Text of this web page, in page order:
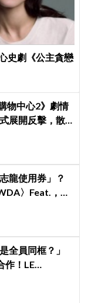
史劇《公主貪戀
物中心2》劇情
展開反擊，散
龍使用券」？
〉Feat.，夢
全員同框？」
作！LE